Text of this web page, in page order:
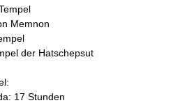
Memnon
der Hatschepsut
17 Stunden